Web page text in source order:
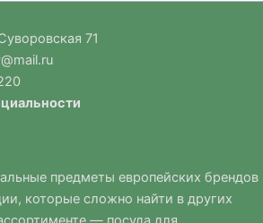
71
предметы европейских брендов
которые сложно найти в других